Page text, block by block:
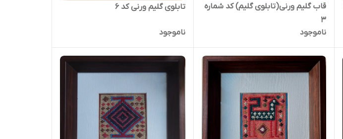
قاب گلیم ورنی(تابلوی گلیم) کد شماره
3
ناموجود
تابلوی گلیم ورنی کد 6
ناموجود